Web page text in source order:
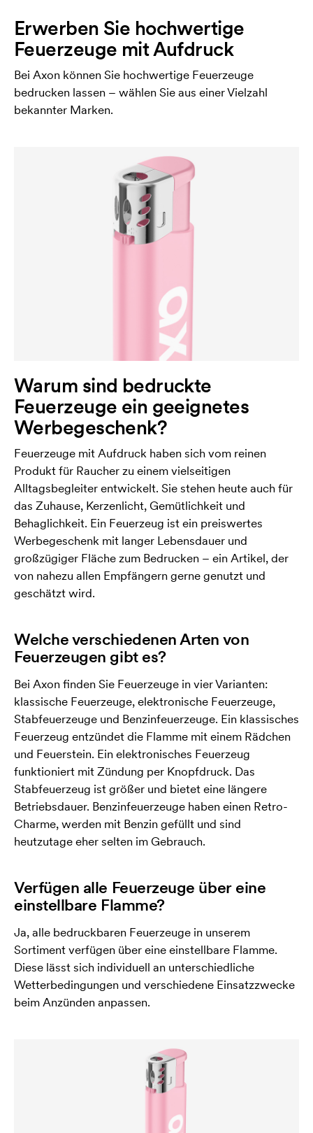
Erwerben Sie hochwertige
Feuerzeuge mit Aufdruck
Bei Axon können Sie hochwertige Feuerzeuge
bedrucken lassen – wählen Sie aus einer Vielzahl
bekannter Marken.
Warum sind bedruckte
Feuerzeuge ein geeignetes
Werbegeschenk?
Feuerzeuge mit Aufdruck haben sich vom reinen
Produkt für Raucher zu einem vielseitigen
Alltagsbegleiter entwickelt. Sie stehen heute auch für
das Zuhause, Kerzenlicht, Gemütlichkeit und
Behaglichkeit. Ein Feuerzeug ist ein preiswertes
Werbegeschenk mit langer Lebensdauer und
großzügiger Fläche zum Bedrucken – ein Artikel, der
von nahezu allen Empfängern gerne genutzt und
geschätzt wird.
Welche verschiedenen Arten von
Feuerzeugen gibt es?
Bei Axon finden Sie Feuerzeuge in vier Varianten:
klassische Feuerzeuge, elektronische Feuerzeuge,
Stabfeuerzeuge und Benzinfeuerzeuge. Ein klassisches
Feuerzeug entzündet die Flamme mit einem Rädchen
und Feuerstein. Ein elektronisches Feuerzeug
funktioniert mit Zündung per Knopfdruck. Das
Stabfeuerzeug ist größer und bietet eine längere
Betriebsdauer. Benzinfeuerzeuge haben einen Retro-
Charme, werden mit Benzin gefüllt und sind
heutzutage eher selten im Gebrauch.
Verfügen alle Feuerzeuge über eine
einstellbare Flamme?
Ja, alle bedruckbaren Feuerzeuge in unserem
Sortiment verfügen über eine einstellbare Flamme.
Diese lässt sich individuell an unterschiedliche
Wetterbedingungen und verschiedene Einsatzzwecke
beim Anzünden anpassen.